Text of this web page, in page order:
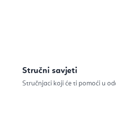
Stručni savjeti
Stručnjaci koji će ti pomoći u